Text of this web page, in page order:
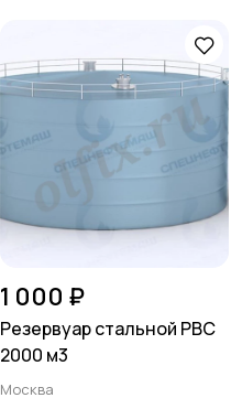
1 000 ₽
Резервуар стальной РВС
2000 м3
Москва